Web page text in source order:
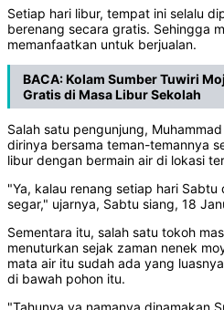
Setiap hari libur, tempat ini selalu
berenang secara gratis. Sehingga
memanfaatkan untuk berjualan.
BACA:Kolam Sumber Tuwiri
Gratis di Masa Libur Sekolah
Salah satu pengunjung,
dirinya bersama teman-temannya
libur dengan bermain air di lokasi
"Ya, kalau renang setiap hari Sabtu
segar," ujarnya, Sabtu siang, 18
Sementara itu, salah satu tokoh
menuturkan sejak zaman nenek
mata air itu sudah ada yang
di bawah pohon itu.